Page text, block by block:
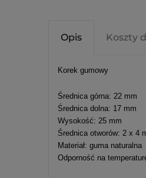
Opis Koszty
Korek gumowy
Średnica górna: 22 mm
Średnica dolna: 17 mm
Wysokość: 25 mm
Średnica otworów: 2 x 4
Materiał: guma naturalna
Odporność na